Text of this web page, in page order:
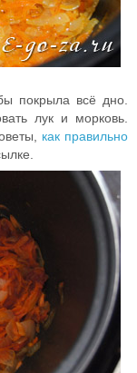
покрыла всё дно.
лук и морковь.
как правильно